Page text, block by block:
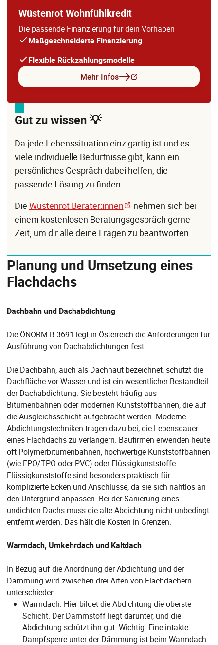
Wüstenrot Wohnfühlkredit
Die passende Finanzierung für dein Vorhaben
Maßgeschneiderte Finanzierung
Flexible Rückzahlungsmodelle
Mehr Infos
Gut zu wissen 💡
Da jede Lebenssituation einzigartig ist und es
viele individuelle Bedürfnisse gibt, kann ein
persönliches Gespräch dabei helfen, die
passende Lösung zu finden.
Die Wüstenrot Berater:innen
nehmen sich bei
einem kostenlosen Beratungsgespräch gerne
Zeit, um dir alle deine Fragen zu beantworten.
Planung und Umsetzung eines
Flachdachs
Dachbahn und Dachabdichtung
Die ÖNORM B 3691 legt in Österreich die Anforderungen für
Ausführung von Dachabdichtungen fest.
Die Dachbahn, auch als Dachhaut bezeichnet, schützt die
Dachfläche vor Wasser und ist ein wesentlicher Bestandteil
der Dachabdichtung. Sie besteht häufig aus
Bitumenbahnen oder modernen Kunststoffbahnen, die auf
die Ausgleichsschicht aufgebracht werden. Moderne
Abdichtungstechniken tragen dazu bei, die Lebensdauer
eines Flachdachs zu verlängern. Baufirmen erwenden heute
oft Polymerbitumenbahnen, hochwertige Kunststoffbahnen
(wie FPO/TPO oder PVC) oder Flüssigkunststoffe.
Flüssigkunststoffe sind besonders praktisch für
komplizierte Ecken und Anschlüsse, da sie sich nahtlos an
den Untergrund anpassen. Bei der Sanierung eines
undichten Dachs muss die alte Abdichtung nicht unbedingt
entfernt werden. Das hält die Kosten in Grenzen.
Warmdach, Umkehrdach und Kaltdach
In Bezug auf die Anordnung der Abdichtung und der
Dämmung wird zwischen drei Arten von Flachdächern
unterschieden.
Warmdach: Hier bildet die Abdichtung die oberste
Schicht. Der Dämmstoff liegt darunter, und die
Abdichtung schützt ihn gut. Wichtig: Eine intakte
Dampfsperre unter der Dämmung ist beim Warmdach